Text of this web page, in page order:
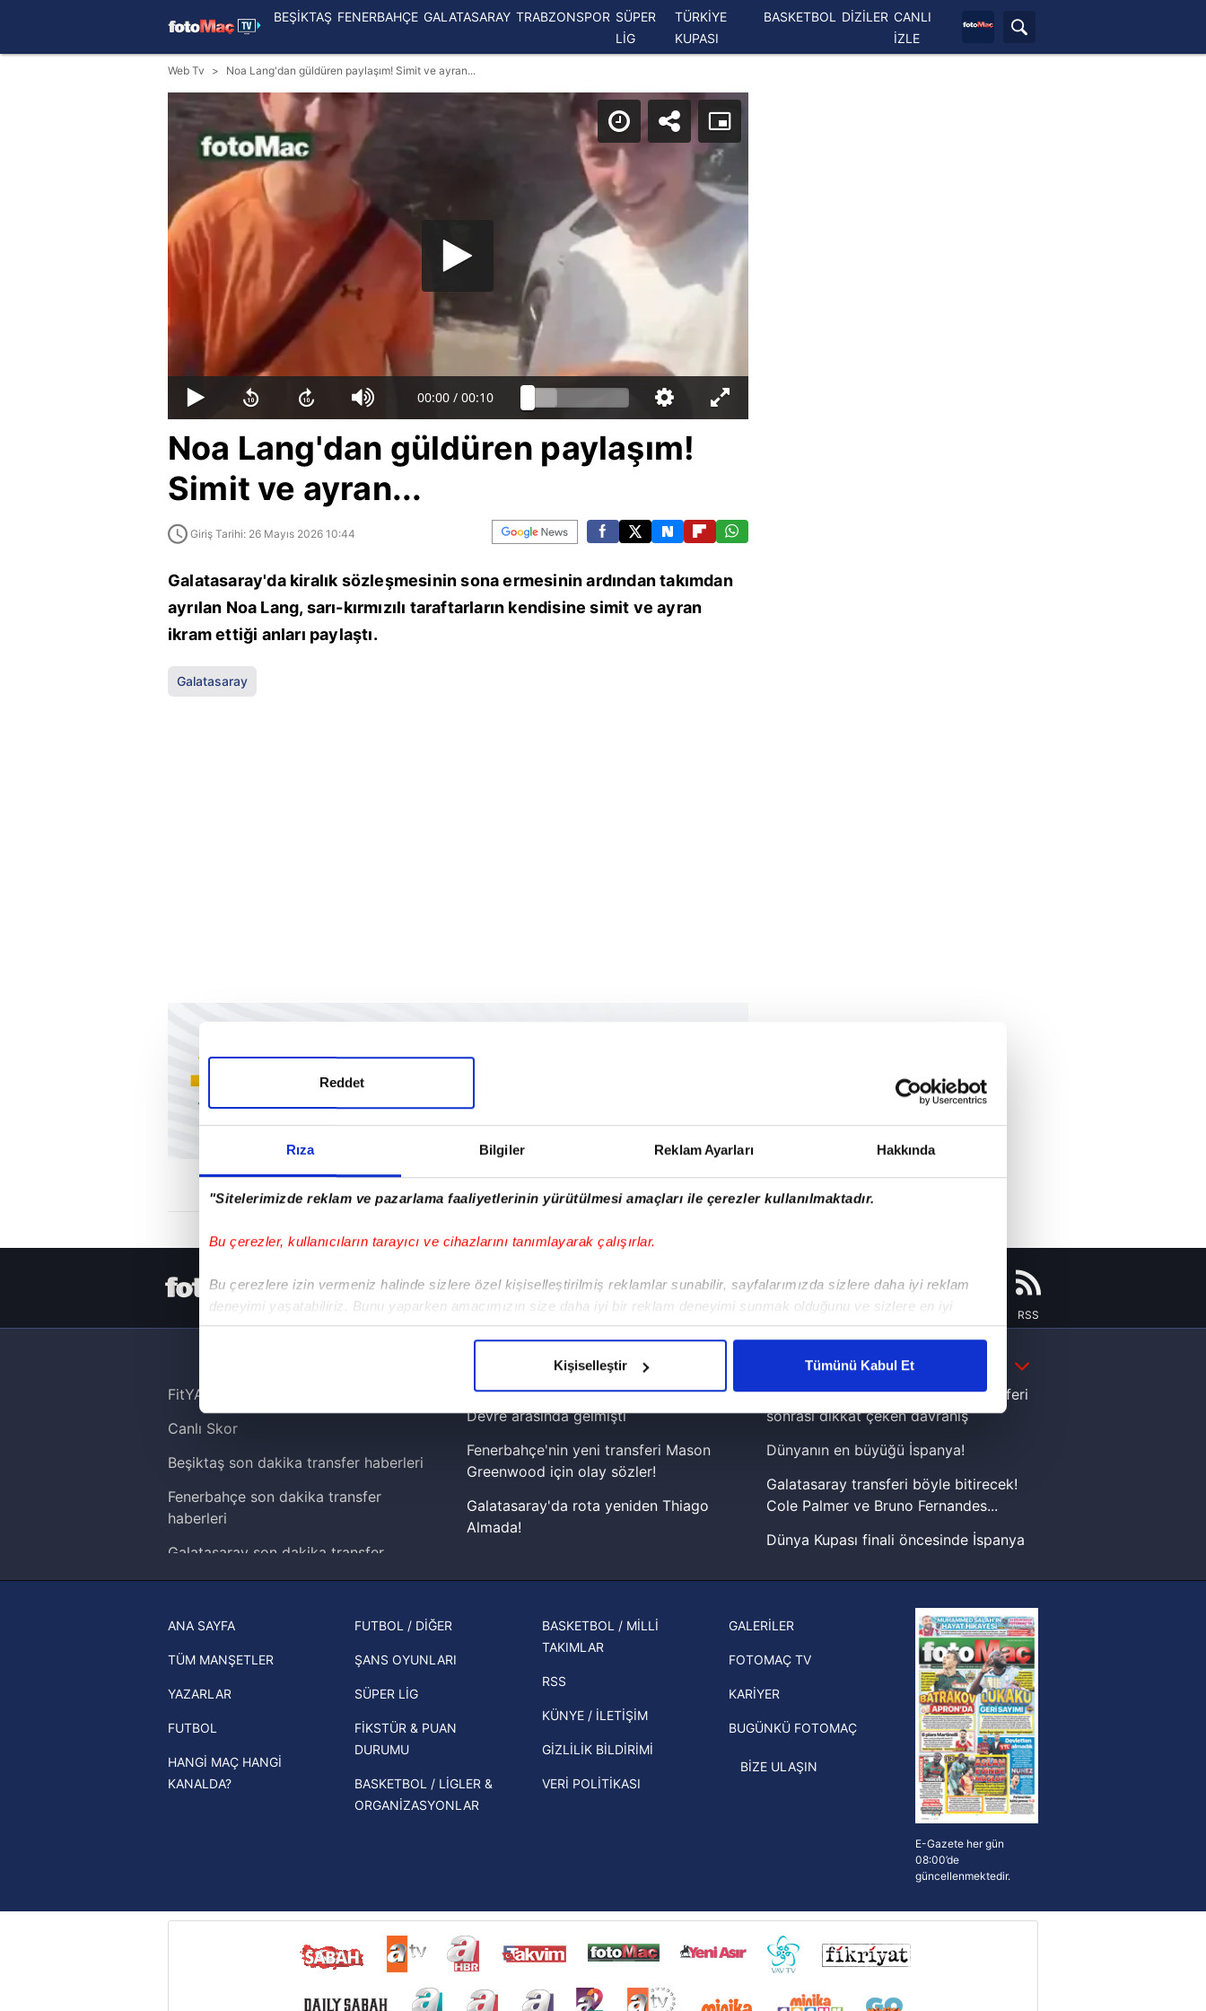
Rıza Bilgiler Reklam Ayarları Hakkında
"Sitelerimizde reklam ve pazarlama faaliyetlerinin yürütülmesi amaçları ile çerezler kullanılmaktadır.
Bu çerezler, kullanıcıların tarayıcı ve cihazlarını tanımlayarak çalışırlar.
Bu çerezlere izin vermeniz halinde sizlere özel kişiselleştirilmiş reklamlar sunabilir, sayfalarımızda sizlere daha iyi reklam
deneyimi yaşatabiliriz. Bunu yaparken amacımızın size daha iyi bir reklam deneyimi sunmak olduğunu ve sizlere en iyi
içerikleri sunabilmek adına elimizden gelen çabayı gösterdiğimizi ve bu noktada, reklamların maliyetlerimizi karşılamak
Her halükârda, kullanıcılar, bu çerezlere izin vermedikleri takdirde, kullanıcılara hedefli reklamlar gösterilmeyecektir."
Sizlere daha iyi bir hizmet sunabilmek için İnternet Sitemizde kendimize ve üçüncü kişilere ait çerezler kullanılmaktadır. Bu
çerezler vasıtasıyla çeşitli kişisel verileriniz işlenmekte olup gerekli olan çerezler bilgi toplumu hizmetlerinin sunulması
amacıyla kullanılmaktadır. Diğer çerezler, sitemizin daha işlevsel kılınması ve kişiselleştirilmesi ve sizlere yönelik
reklam/pazarlama faaliyetlerinin yapılması, amaçlarıyla sınırlı olarak açık rızanız dahilinde kullanılacaktır.
Çerezlere ilişkin tercihlerinizi aşağıda yer alan panel vasıtasıyla belirleyebilirsiniz. Çerezlere ilişkin detaylı bilgi için Ayarlar
6698 sayılı Kişisel Verilerin Korunması Kanunu uyarınca hazırlanmış Aydınlatma Metnimizi okumak ve sitemizde ilgili
mevzuata uygun olarak kullanılan çerezlerle ilgili bilgi almak için lütfentıklayınız
Reddet
Kişiselleştir Tümünü Kabul Et
BEŞİKTAŞ FENERBAHÇE GALATASARAY TRABZONSPOR SÜPER
LİG
TÜRKİYE
KUPASI
BASKETBOL DİZİLER CANLI
İZLE
Web Tv Noa Lang'dan güldüren paylaşım! Simit ve ayran...
00:00 / 00:10
Noa Lang'dan güldüren paylaşım!
Simit ve ayran...
Giriş Tarihi: 26 Mayıs 2026 10:44
Galatasaray'da kiralık sözleşmesinin sona ermesinin ardından takımdan
ayrılan Noa Lang, sarı-kırmızılı taraftarların kendisine simit ve ayran
ikram ettiği anları paylaştı.
Galatasaray
HER YERDE!
RSS
DAHA FAZLA
FitYAŞA
Canlı Skor
Beşiktaş son dakika transfer haberleri
Fenerbahçe son dakika transfer
haberleri
Galatasaray son dakika transfer
haberleri
Trendyol Süper Lig haberleri
Ziraat Türkiye Kupası haberleri
UEFA Şampiyonlar Ligi haberleri
UEFA Avrupa Ligi haberleri
UEFA Konferans Ligi haberleri
Fenerbahçe'de sürpriz ayrılık ihtimali!
Devre arasında gelmişti
Fenerbahçe'nin yeni transferi Mason
Greenwood için olay sözler!
Galatasaray'da rota yeniden Thiago
Almada!
muhtemel rakibi belli oldu! Gornik
İspanya-Arjantin finalinin ardından dış
Beşiktaş'ın UEFA Avrupa Ligi'nde 3. Ön
Eleme Turu muhtemel rakipleri belli
Lamine Yamal'dan Dünya Kupası zaferi
sonrası dikkat çeken davranış
Dünyanın en büyüğü İspanya!
Galatasaray transferi böyle bitirecek!
Cole Palmer ve Bruno Fernandes...
Dünya Kupası finali öncesinde İspanya
şampiyonluk yüzüğü verilecek
Hernan Crespo, Meksika Ligi
ekiplerinden Atlas'ın yeni teknik
direktörü oldu
ANA SAYFA
TÜM MANŞETLER
YAZARLAR
FUTBOL
HANGİ MAÇ HANGİ
KANALDA?
FUTBOL / DİĞER
ŞANS OYUNLARI
SÜPER LİG
FİKSTÜR & PUAN
DURUMU
BASKETBOL / LİGLER &
ORGANİZASYONLAR
BASKETBOL / MİLLİ
TAKIMLAR
RSS
KÜNYE / İLETİŞİM
GİZLİLİK BİLDİRİMİ
VERİ POLİTİKASI
GALERİLER
FOTOMAÇ TV
KARİYER
BUGÜNKÜ FOTOMAÇ
BİZE ULAŞIN
E-Gazete her gün
08:00’de
güncellenmektedir.